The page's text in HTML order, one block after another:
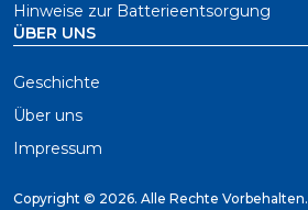
Hinweise zur Batterieentsorgung
ÜBER UNS
Geschichte
Über uns
Impressum
Copyright © 2026. Alle Rechte Vorbehalten.